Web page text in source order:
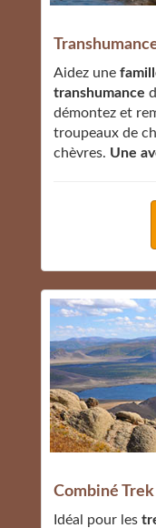
Aidez une
transhumance
démontez et
troupeaux de
chèvres. Une
Combiné Trek
Idéal pour les